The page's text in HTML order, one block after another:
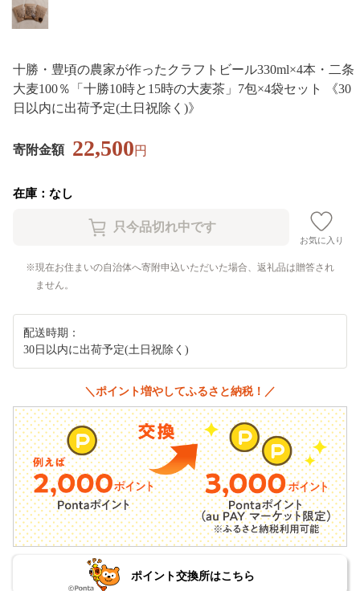
十勝・豊頃の農家が作ったクラフトビール330ml×4本・二条
大麦100％「十勝10時と15時の大麦茶」7包×4袋セット 《30
日以内に出荷予定(土日祝除く)》
寄附金額 22,500円
在庫：なし
お気に入り
現在お住まいの自治体へ寄附申込いただいた場合、返礼品は贈答され
ません。
配送時期：
30日以内に出荷予定(土日祝除く)
＼ポイント増やしてふるさと納税！／
ポイント交換所はこちら